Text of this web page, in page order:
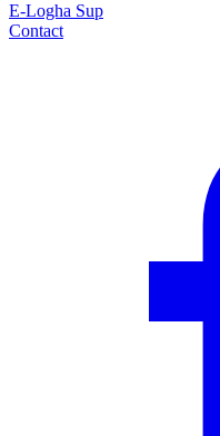
E-Logha Sup
Contact